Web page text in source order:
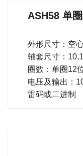
ASH58 单
外形尺寸：空
轴套尺寸：
圈数：单圈12
电压及输出：
雷码或二进制